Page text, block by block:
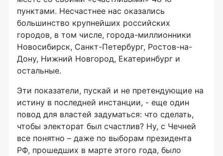
пунктами. Несчастнее нас оказались
большинство крупнейших российских
городов, в том числе, города-миллионники
Новосибирск, Санкт-Петербург, Ростов-на-
Дону, Нижний Новгород, Екатеринбург и
остальные.
Эти показатели, пускай и не претендующие на
истину в последней инстанции, - еще один
повод для властей задуматься: что сделать,
чтобы электорат был счастлив? Ну, с Чечней
все понятно – даже по выборам президента
РФ, прошедших в марте этого года, было